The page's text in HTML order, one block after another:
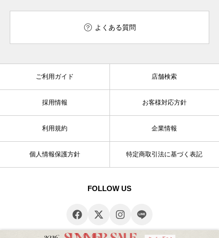
よくある質問
ご利用ガイド 店舗検索
採用情報 お客様対応方針
利用規約 企業情報
個人情報保護方針 特定商取引法に基づく表記
FOLLOW US